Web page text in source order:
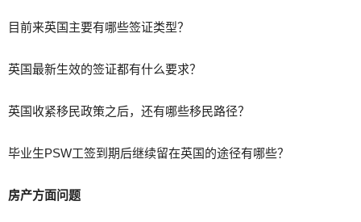
目前来英国主要有哪些签证类型？
英国最新生效的签证都有什么要求？
英国收紧移民政策之后，还有哪些移民路径？
毕业生PSW工签到期后继续留在英国的途径有哪些？
房产方面问题